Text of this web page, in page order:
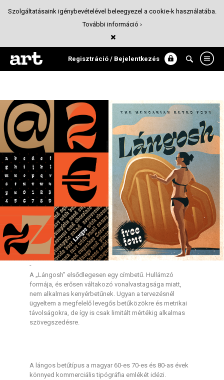
Regisztráció / Bejelentkezés
Lángosh - Free Font
Tipográfia
-
A „Lángosh” elsődlegesen egy címbetű. Hullámzó
formája, és erősen váltakozó vonalvastagsága miatt,
nem alkalmas kenyérbetűnek. Ugyan a tervezésnél
ügyeltem a megfelelő levegős betűközökre és metrikai
távolságokra, de így is csak limitált mértékig alkalmas
szövegszedésre.
A lángos betűtípus a magyar 60-es 70-es és 80-as évek
könnyed kommerciális tipógráfia emlékét idézi.
Szolgáltatásaink igénybevételével beleegyezel a cookie-k használatába.
További információ ›